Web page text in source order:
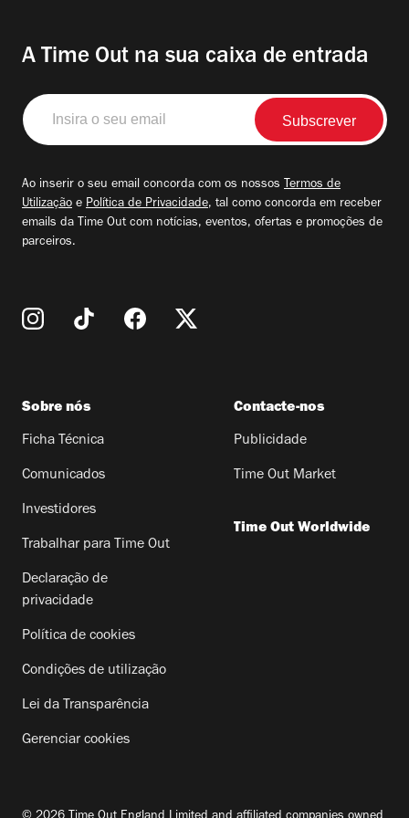
A Time Out na sua caixa de entrada
Insira
o
seu
Ao inserir o seu email concorda com os nossos Termos de
Utilização e Política de Privacidade, tal como concorda em receber
emails da Time Out com notícias, eventos, ofertas e promoções de
parceiros.
Sobre nós
Ficha Técnica
Comunicados
Investidores
Trabalhar para Time Out
Declaração de
privacidade
Política de cookies
Condições de utilização
Lei da Transparência
Gerenciar cookies
Contacte-nos
Publicidade
Time Out Market
Time Out Worldwide